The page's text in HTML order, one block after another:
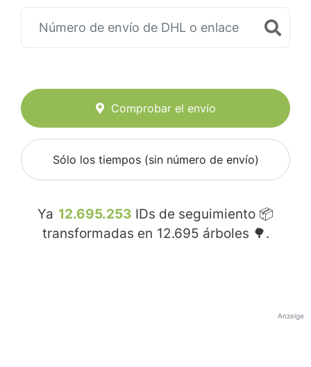
Comprobar el envío
Sólo los tiempos (sin número de envío)
Ya 12.695.253 IDs de seguimiento 📦
transformadas en 12.695 árboles 🌳.
Anzeige